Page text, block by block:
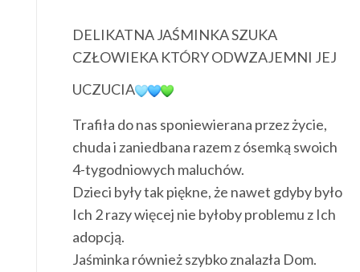
DELIKATNA JAŚMINKA SZUKA
CZŁOWIEKA KTÓRY ODWZAJEMNI JEJ
UCZUCIA
Trafiła do nas sponiewierana przez życie,
chuda i zaniedbana razem z ósemką swoich
4-tygodniowych maluchów.
Dzieci były tak piękne, że nawet gdyby było
Ich 2 razy więcej nie byłoby problemu z Ich
adopcją.
Jaśminka również szybko znalazła Dom.